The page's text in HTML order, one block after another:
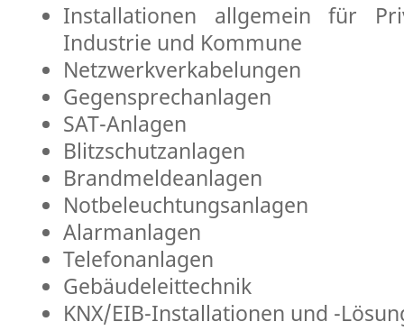
Installationen allgemein für
Industrie und Kommune
Netzwerkverkabelungen
Gegensprechanlagen
SAT-Anlagen
Blitzschutzanlagen
Brandmeldeanlagen
Notbeleuchtungsanlagen
Alarmanlagen
Telefonanlagen
Gebäudeleittechnik
KNX/EIB-Installationen und -